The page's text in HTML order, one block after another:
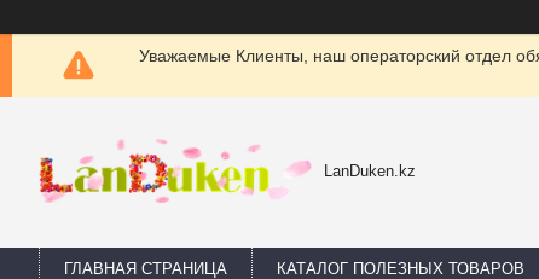
Уважаемые Клиенты, наш операторский отдел
LanDuken.kz
ГЛАВНАЯ СТРАНИЦА КАТАЛОГ ПОЛЕЗНЫХ ТОВАРОВ